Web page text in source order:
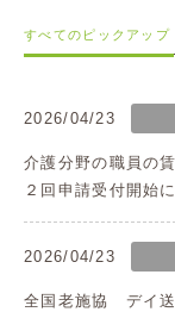
すべてのピックアップ
2026/04/23
介護分野の職員の
２回申請受付開始
2026/04/23
全国老施協 デイ